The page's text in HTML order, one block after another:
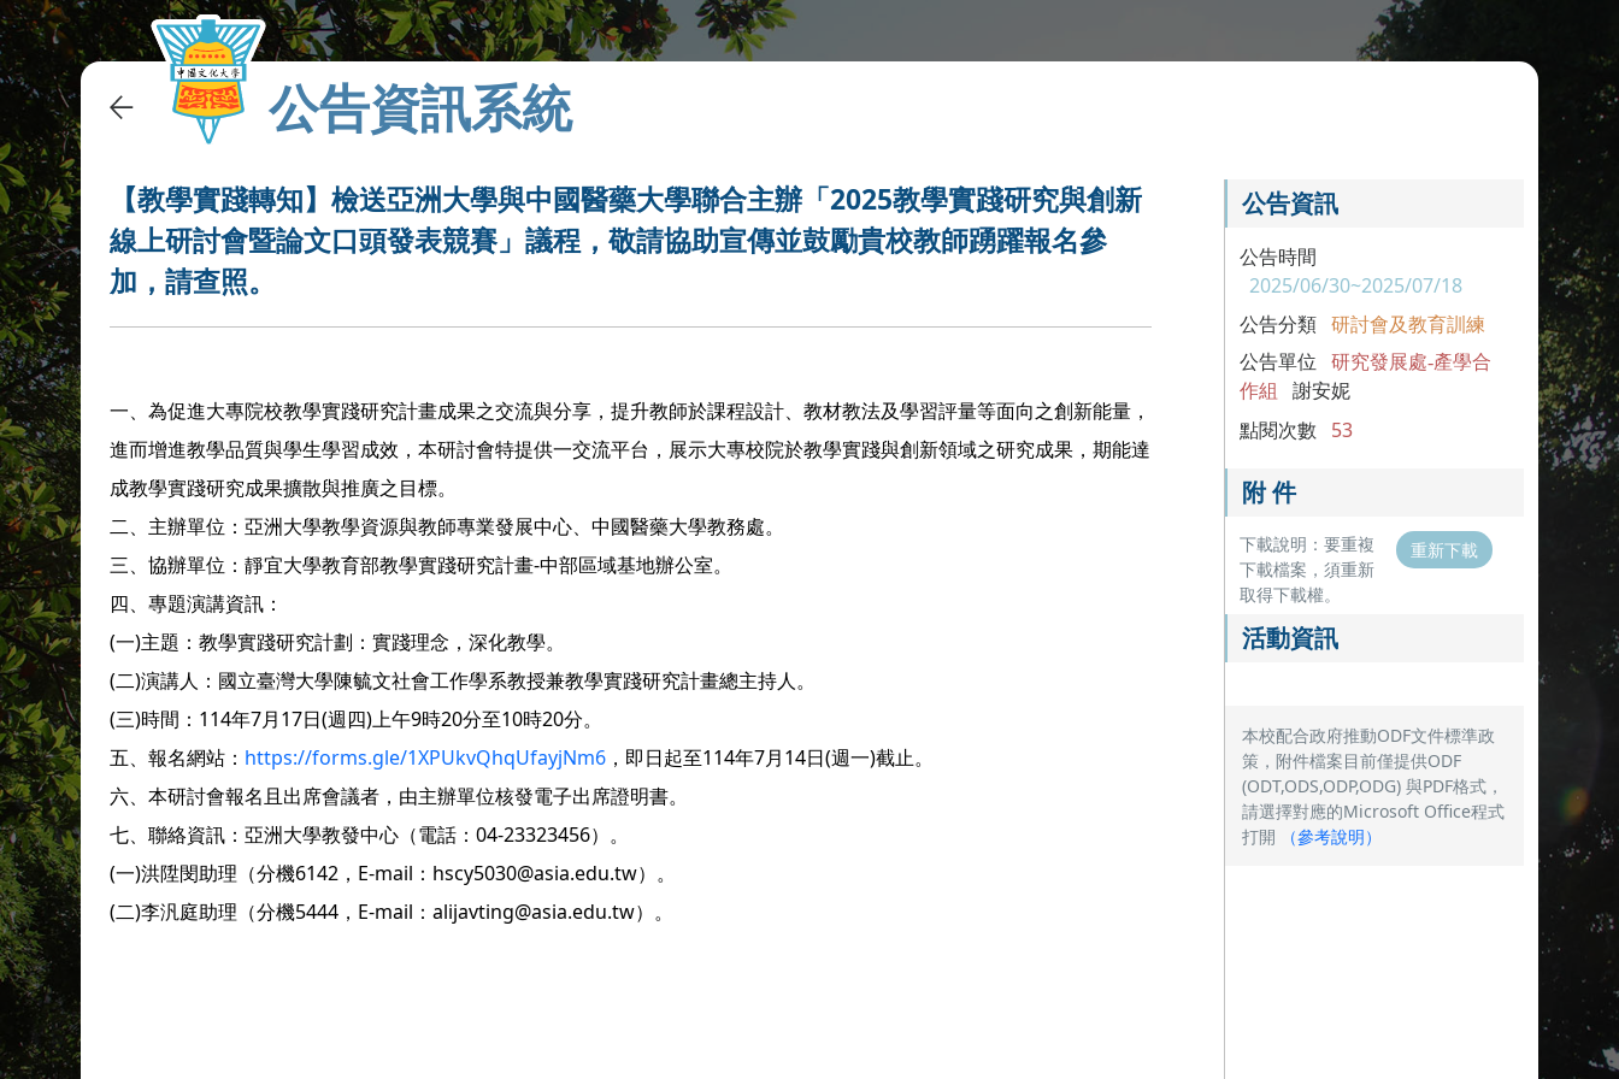
公告資訊系統
【教學實踐轉知】檢送亞洲大學與中國醫藥大學聯合主辦「2025教學實踐研究與創新
線上研討會暨論文口頭發表競賽」議程，敬請協助宣傳並鼓勵貴校教師踴躍報名參
加，請查照。
一、為促進大專院校教學實踐研究計畫成果之交流與分享，提升教師於課程設計、教材教法及學習評量等面向之創新能量，
進而增進教學品質與學生學習成效，本研討會特提供一交流平台，展示大專校院於教學實踐與創新領域之研究成果，期能達
成教學實踐研究成果擴散與推廣之目標。
二、主辦單位：亞洲大學教學資源與教師專業發展中心、中國醫藥大學教務處。
三、協辦單位：靜宜大學教育部教學實踐研究計畫-中部區域基地辦公室。
四、專題演講資訊：
(一)主題：教學實踐研究計劃：實踐理念，深化教學。
(二)演講人：國立臺灣大學陳毓文社會工作學系教授兼教學實踐研究計畫總主持人。
(三)時間：114年7月17日(週四)上午9時20分至10時20分。
五、報名網站： https://forms.gle/1XPUkvQhqUfayjNm6 ，即日起至114年7月14日(週一)截止。
六、本研討會報名且出席會議者，由主辦單位核發電子出席證明書。
七、聯絡資訊：亞洲大學教發中心（電話：04-23323456）。
(一)洪陞閔助理（分機6142，E-mail：hscy5030@asia.edu.tw）。
(二)李汎庭助理（分機5444，E-mail：alijavting@asia.edu.tw）。
公告資訊
公告時間
2025/06/30~2025/07/18
公告分類 研討會及教育訓練
公告單位
研究發展處-產學合
作組
謝安妮
點閱次數 53
附 件
下載說明：要重複
下載檔案，須重新
取得下載權。
重新下載
活動資訊
本校配合政府推動ODF文件標準政
策，附件檔案目前僅提供ODF
(ODT,ODS,ODP,ODG) 與PDF格式，
請選擇對應的Microsoft Office程式
打開
（參考說明）